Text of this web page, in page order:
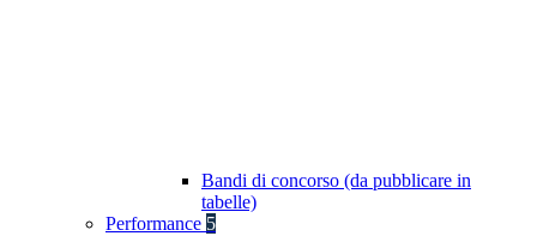
Bandi di concorso (da pubblicare in
tabelle)
Performance 5